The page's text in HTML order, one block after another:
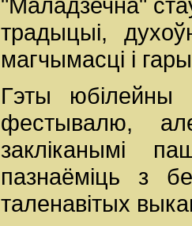
традыцыі,
магчымасці і
Гэты юбілейны
фестывалю,
закліканымі
пазнаёміць з
таленавітых